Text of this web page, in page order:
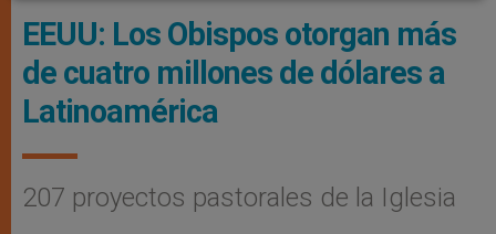
EEUU: Los Obispos otorgan más
de cuatro millones de dólares a
Latinoamérica
207 proyectos pastorales de la Iglesia